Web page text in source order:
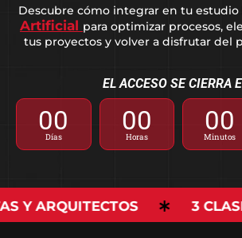
Descubre cómo integrar en tu estudio
Artificial para optimizar procesos,
tus proyectos y volver a disfrutar del
EL ACCESO SE CIERRA
00
Días
00
Horas
00
Minutos
Y ARQUITECTOS 3